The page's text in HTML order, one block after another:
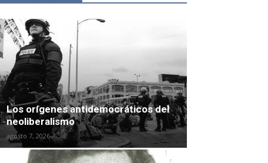
Los orígenes antidemocráticos del
neoliberalismo
agosto 7, 2026